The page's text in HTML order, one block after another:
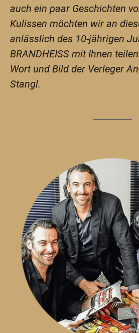
auch ein paar Geschichten
Kulissen möchten wir an
anlässlich des 10-jährigen
BRANDHEISS mit Ihnen
Wort und Bild der Verleger
Stangl.